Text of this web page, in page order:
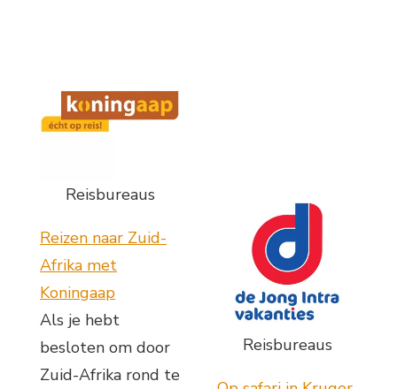
Reisbureaus
Reizen naar Zuid-
Afrika met
Koningaap
Als je hebt
besloten om door
Zuid-Afrika rond te
Reisbureaus